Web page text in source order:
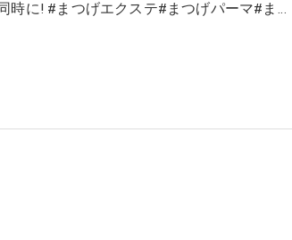
時に! #まつげエクステ#まつげパーマ#ま…